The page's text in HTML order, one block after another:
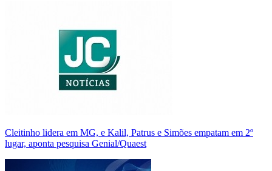
Cleitinho lidera em MG, e Kalil, Patrus e Simões empatam em 2º
lugar, aponta pesquisa Genial/Quaest